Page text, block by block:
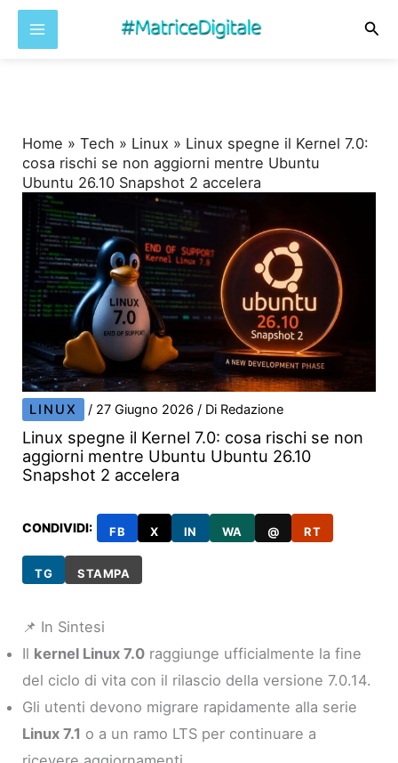
Home »Tech » Linux » Linux spegne il Kernel 7.0:
cosa rischi se non aggiorni mentre Ubuntu
Ubuntu 26.10 Snapshot 2 accelera
LINUX / 27 Giugno 2026/ Di Redazione
Linux spegne il Kernel 7.0: cosa rischi se non
aggiorni mentre Ubuntu Ubuntu 26.10
Snapshot 2 accelera
CONDIVIDI: FB X IN WA @ RT
TG STAMPA
📌 In Sintesi
Il kernel Linux 7.0 raggiunge ufficialmente la fine
del ciclo di vita con il rilascio della versione 7.0.14.
Gli utenti devono migrare rapidamente alla serie
Linux 7.1 o a un ramo LTS per continuare a